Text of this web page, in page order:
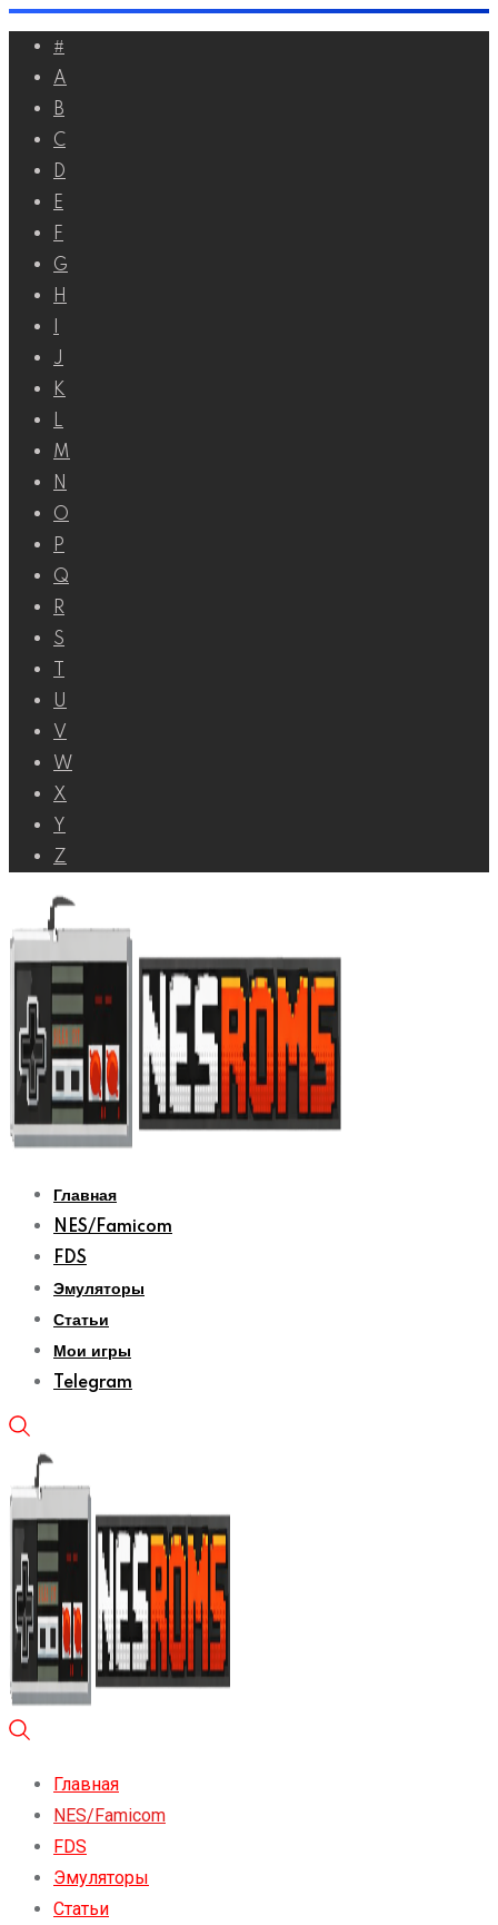
Перейти
контенту
#
A
B
C
D
E
F
G
H
J
K
L
M
N
O
P
Q
R
S
U
V
W
X
Y
Z
Главная
NES/Famicom
FDS
Эмуляторы
Статьи
Мои игры
Telegram
Главная
NES/Famicom
FDS
Эмуляторы
Статьи